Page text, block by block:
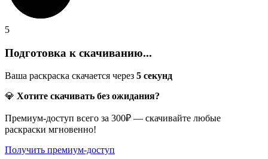
5
Подготовка к скачиванию...
Ваша раскраска скачается через 5 секунд
💎 Хотите скачивать без ожидания?
Премиум-доступ всего за 300₽ — скачивайте любые
раскраски мгновенно!
Получить премиум-доступ